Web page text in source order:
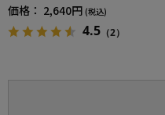
価格： 2,640円 (税込)
4.5 （2）